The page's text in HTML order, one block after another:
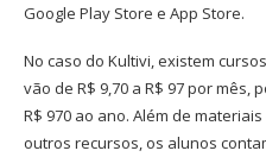
Google Play Store e App Store.
No caso do Kultivi, existem
vão de R$ 9,70 a R$ 97 por
R$ 970 ao ano. Além de
outros recursos, os alunos